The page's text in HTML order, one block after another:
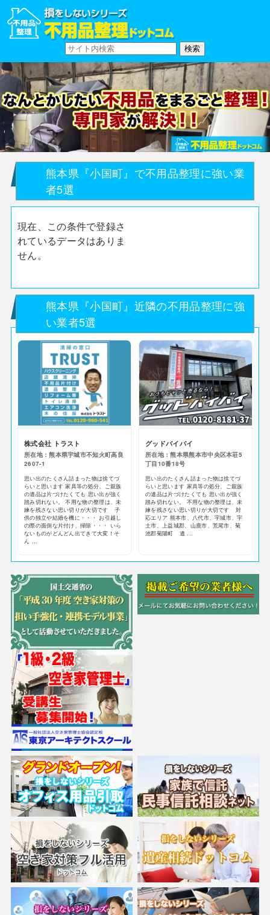
熊本県『小国町』で不用品整理に強い業
者5選
現在、この条件で登録さ
れているデータはありま
せん。
熊本県『小国町』近隣の不用品整理に強
い業者5選
株式会社 トラスト
所在地：熊本県宇城市不知火町高良
2607-1
思い出のたくさん詰まった物は捨てづ
らいと思います 家具等の処分、ご親族
の遺品は片づけたくても 思い出が強く
踏み切れない。 不用な物の整理は、未
練を残さない思い切りが大切です 子
供の独立や結婚を機に・・・ お引越し
の際の面倒な片付け、掃除・・・ いら
ないものがどんどん出てきて大変！そ
ん ...
グッドバイバイ
所在地：熊本県熊本市中央区本荘5
丁目10番18号
思い出のたくさん詰まった物は捨てづ
らいと思います 家具等の処分、ご親族
の遺品は片づけたくても 思い出が強く
踏み切れない。 不用な物の整理は、未
練を残さない思い切りが大切です 対
応エリア 熊本市、八代市、宇城市、宇
土市、上益城郡、山鹿市、荒尾市、菊
池郡菊陽町 遺 ...